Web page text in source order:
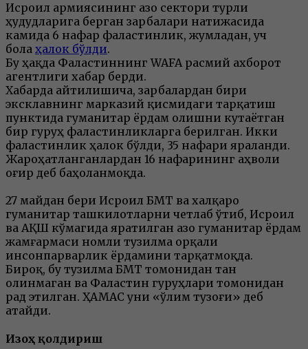
Исроил армиясининг Ғазо сектори турли
ҳудудларига берган зарбалари натижасида
камида 6 нафар фаластинлик, жумладан, уч
бола ҳалок бўлди.
Бу ҳақда Фаластиннинг WAFA расмий ахборот
агентлиги хабар берди.
Хабарда айтилишича, зарбалардан бири
эксклавнинг марказий қисмидаги тарқатиш
пунктида гуманитар ёрдам олишни кутаётган
бир гуруҳ фаластинликларга берилган. Икки
фаластинлик ҳалок бўлди, 35 нафари яраланди.
Жароҳатланганлардан 16 нафарининг аҳволи
оғир деб баҳоланмоқда.
27 майдан бери Исроил БМТ ва халқаро
гуманитар ташкилотларни четлаб ўтиб, Исроил
ва АҚШ кўмагида яратилган Ғазо гуманитар ёрдам
жамғармаси номли тузилма орқали
инсонпарварлик ёрдамини тарқатмоқда.
Бироқ, бу тузилма БМТ томонидан тан
олинмаган ва Фаластин гуруҳлари томонидан
рад этилган. ҲАМАС уни «ўлим тузоғи» деб
атайди.
Изоҳ қолдириш